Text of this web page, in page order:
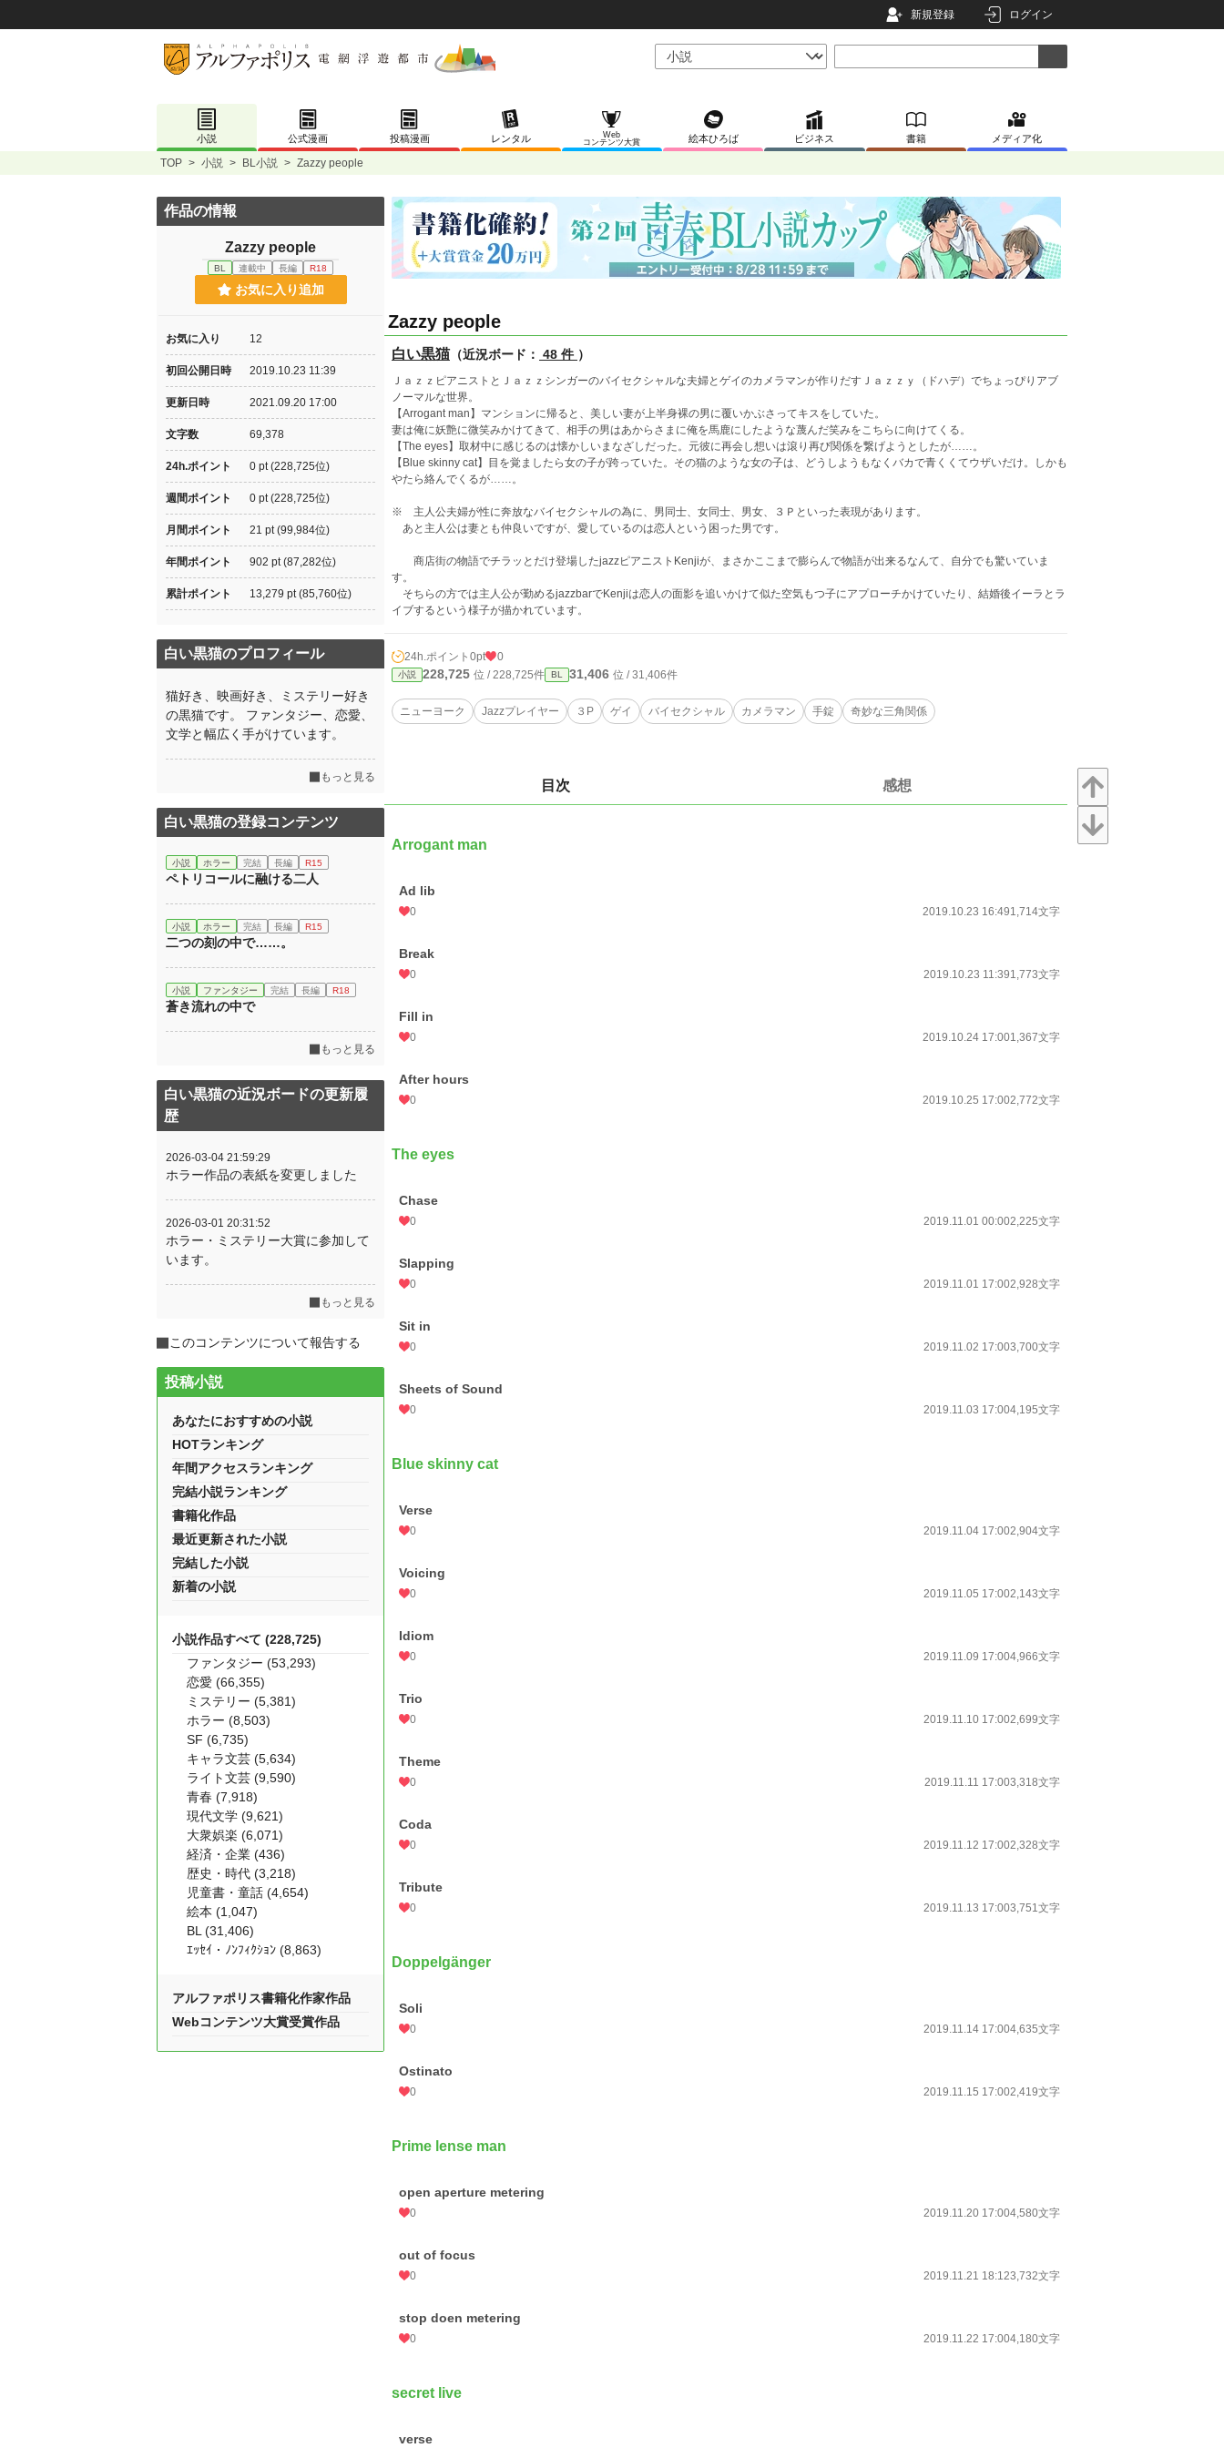
新規登録 ログイン
小説 公式漫画 投稿漫画 レンタル
Web
コンテンツ大賞
絵本ひろば ビジネス 書籍 メディア化
TOP > 小説 > BL小説 > Zazzy people
Zazzy people
白い黒猫（近況ボード： 48 件 ）
ＪａｚｚピアニストとＪａｚｚシンガーのバイセクシャルな夫婦とゲイのカメラマンが作りだすＪａｚｚｙ（ドハデ）でちょっぴりアブ
ノーマルな世界。
【Arrogant man】マンションに帰ると、美しい妻が上半身裸の男に覆いかぶさってキスをしていた。
妻は俺に妖艶に微笑みかけてきて、相手の男はあからさまに俺を馬鹿にしたような蔑んだ笑みをこちらに向けてくる。
【The eyes】取材中に感じるのは懐かしいまなざしだった。元彼に再会し想いは滾り再び関係を繋げようとしたが……。
【Blue skinny cat】目を覚ましたら女の子が跨っていた。その猫のような女の子は、どうしようもなくバカで青くくてウザいだけ。しかも
やたら絡んでくるが……。
※ 主人公夫婦が性に奔放なバイセクシャルの為に、男同士、女同士、男女、３Ｐといった表現があります。
あと主人公は妻とも仲良いですが、愛しているのは恋人という困った男です。
商店街の物語でチラッとだけ登場したjazzピアニストKenjiが、まさかここまで膨らんで物語が出来るなんて、自分でも驚いていま
す。
そちらの方では主人公が勤めるjazzbarでKenjiは恋人の面影を追いかけて似た空気もつ子にアプローチかけていたり、結婚後イーラとラ
イブするという様子が描かれています。
24h.ポイント 0pt 0
小説 228,725 位 / 228,725件 BL 31,406 位 / 31,406件
ニューヨーク Jazzプレイヤー ３P ゲイ バイセクシャル カメラマン 手錠 奇妙な三角関係
目次 感想
Arrogant man
Ad lib
0 2019.10.23 16:491,714文字
Break
0 2019.10.23 11:391,773文字
Fill in
0 2019.10.24 17:001,367文字
After hours
0 2019.10.25 17:002,772文字
The eyes
Chase
0 2019.11.01 00:002,225文字
Slapping
0 2019.11.01 17:002,928文字
Sit in
0 2019.11.02 17:003,700文字
Sheets of Sound
0 2019.11.03 17:004,195文字
Blue skinny cat
Verse
0 2019.11.04 17:002,904文字
Voicing
0 2019.11.05 17:002,143文字
Idiom
0 2019.11.09 17:004,966文字
Trio
0 2019.11.10 17:002,699文字
Theme
0 2019.11.11 17:003,318文字
Coda
0 2019.11.12 17:002,328文字
Tribute
0 2019.11.13 17:003,751文字
Doppelgänger
Soli
0 2019.11.14 17:004,635文字
Ostinato
0 2019.11.15 17:002,419文字
Prime lense man
open aperture metering
0 2019.11.20 17:004,580文字
out of focus
0 2019.11.21 18:123,732文字
stop doen metering
0 2019.11.22 17:004,180文字
secret live
verse
作品の情報
Zazzy people
BL 連載中 長編 R18
お気に入り追加
お気に入り 12
初回公開日時 2019.10.23 11:39
更新日時 2021.09.20 17:00
文字数 69,378
24h.ポイント 0 pt (228,725位)
週間ポイント 0 pt (228,725位)
月間ポイント 21 pt (99,984位)
年間ポイント 902 pt (87,282位)
累計ポイント 13,279 pt (85,760位)
白い黒猫のプロフィール
猫好き、映画好き、ミステリー好き
の黒猫です。 ファンタジー、恋愛、
文学と幅広く手がけています。
もっと見る
白い黒猫の登録コンテンツ
小説 ホラー 完結 長編 R15
ペトリコールに融ける二人
小説 ホラー 完結 長編 R15
二つの刻の中で……。
小説 ファンタジー 完結 長編 R18
蒼き流れの中で
もっと見る
白い黒猫の近況ボードの更新履
歴
2026-03-04 21:59:29
ホラー作品の表紙を変更しました
2026-03-01 20:31:52
ホラー・ミステリー大賞に参加して
います。
もっと見る
このコンテンツについて報告する
投稿小説
あなたにおすすめの小説
HOTランキング
年間アクセスランキング
完結小説ランキング
書籍化作品
最近更新された小説
完結した小説
新着の小説
小説作品すべて (228,725)
ファンタジー (53,293)
恋愛 (66,355)
ミステリー (5,381)
ホラー (8,503)
SF (6,735)
キャラ文芸 (5,634)
ライト文芸 (9,590)
青春 (7,918)
現代文学 (9,621)
大衆娯楽 (6,071)
経済・企業 (436)
歴史・時代 (3,218)
児童書・童話 (4,654)
絵本 (1,047)
BL (31,406)
ｴｯｾｲ・ﾉﾝﾌｨｸｼｮﾝ (8,863)
アルファポリス書籍化作家作品
Webコンテンツ大賞受賞作品